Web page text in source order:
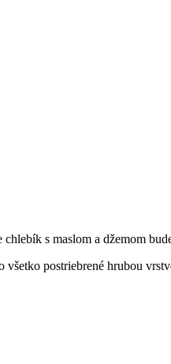
s maslom a džemom
postriebrené hrubou